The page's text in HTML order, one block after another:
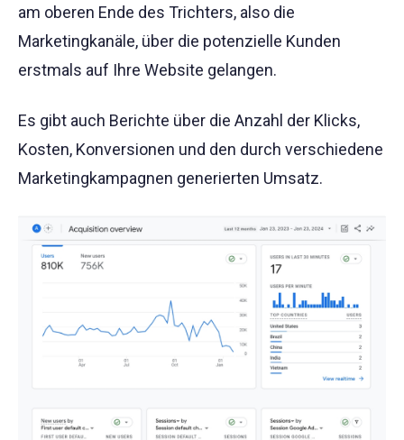
am oberen Ende des Trichters, also die
Marketingkanäle, über die potenzielle Kunden
erstmals auf Ihre Website gelangen.
Es gibt auch Berichte über die Anzahl der Klicks,
Kosten, Konversionen und den durch verschiedene
Marketingkampagnen generierten Umsatz.